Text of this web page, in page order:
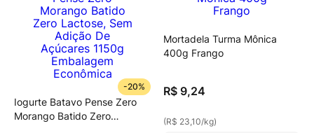
-20%
Iogurte Batavo Pense Zero
Morango Batido Zero
Mortadela Turma Mônica
400g Frango
R$ 9,24
(R$ 23,10/kg)